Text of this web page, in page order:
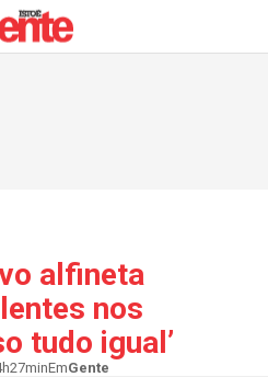
alfineta
nos
tudo igual’
EmGente